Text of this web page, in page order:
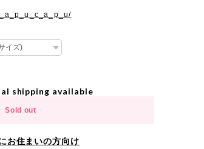
shipping available
Sold out
お住まいの方向け